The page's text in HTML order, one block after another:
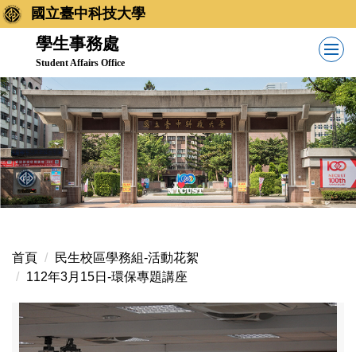
跳
到
內
容
區
國立臺中科技大學
學生事務處
Student Affairs Office
首頁
民生校區學務組-活動花絮
112年3月15日-環保專題講座